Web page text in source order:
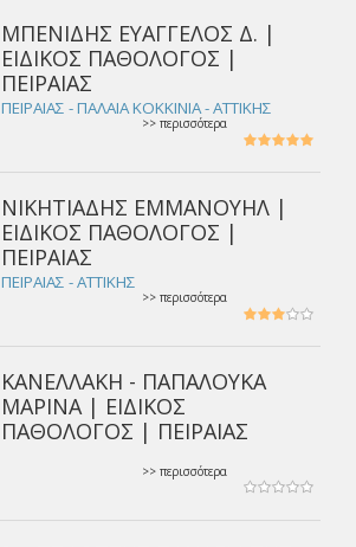
ΜΠΕΝΙΔΗΣ ΕΥΑΓΓΕΛΟΣ Δ. |
ΕΙΔΙΚΟΣ ΠΑΘΟΛΟΓΟΣ |
ΠΕΙΡΑΙΑΣ
ΠΕΙΡΑΙΑΣ - ΠΑΛΑΙΑ ΚΟΚΚΙΝΙΑ - ΑΤΤΙΚΗΣ
>> περισσότερα
ΝΙΚΗΤΙΑΔΗΣ ΕΜΜΑΝΟΥΗΛ |
ΕΙΔΙΚΟΣ ΠΑΘΟΛΟΓΟΣ |
ΠΕΙΡΑΙΑΣ
ΠΕΙΡΑΙΑΣ - ΑΤΤΙΚΗΣ
>> περισσότερα
ΚΑΝΕΛΛΑΚΗ - ΠΑΠΑΛΟΥΚΑ
ΜΑΡΙΝΑ | ΕΙΔΙΚΟΣ
ΠΑΘΟΛΟΓΟΣ | ΠΕΙΡΑΙΑΣ
>> περισσότερα